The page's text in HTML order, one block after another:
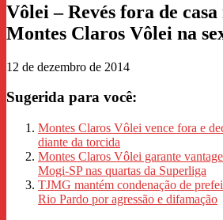
Vôlei – Revés fora de
Montes Claros Vôlei na
12 de dezembro de 2014
Sugerida para você:
Montes Claros Vôlei vence fora e
diante da torcida
Montes Claros Vôlei garante
Mogi-SP nas quartas da Superliga
TJMG mantém condenação de
Rio Pardo por agressão e difamação